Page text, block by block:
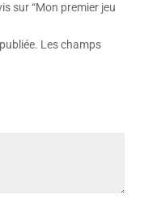
sur “Mon premier jeu
Les champs